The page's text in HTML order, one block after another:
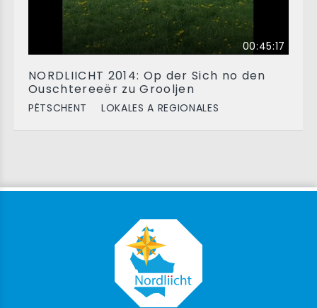
00:45:17
NORDLIICHT 2014: Op der Sich no den
Ouschtereeër zu Grooljen
PËTSCHENT LOKALES A REGIONALES